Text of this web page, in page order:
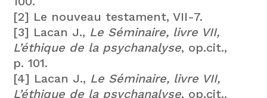
[2] Le nouveau testament, VII-7.
[3] Lacan J., Le Séminaire, livre VII,
L’éthique de la psychanalyse, op.cit.,
p. 101.
[4] Lacan J., Le Séminaire, livre VII,
L’éthique de la psychanalyse, op.cit.,